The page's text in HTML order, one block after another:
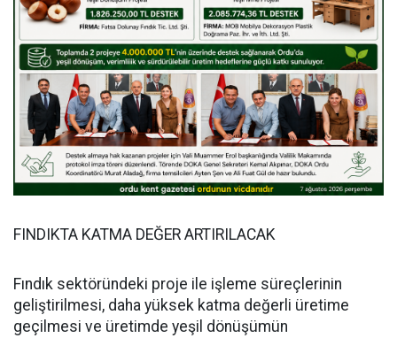
FINDIKTA KATMA DEĞER ARTIRILACAK
Fındık sektöründeki proje ile işleme süreçlerinin
geliştirilmesi, daha yüksek katma değerli üretime
geçilmesi ve üretimde yeşil dönüşümün